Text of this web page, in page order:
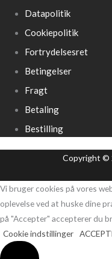
Datapolitik
Cookiepolitik
Fortrydelsesret
Betingelser
Fragt
Betaling
Bestilling
Copyright ©
Vi bruger cookies på vores
oplevelse ved at huske dine
på "Accepter" accepterer du
Cookie indstillinger